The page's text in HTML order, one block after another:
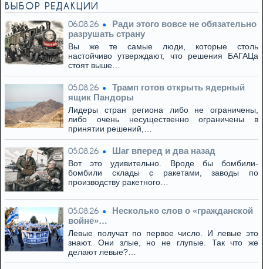
ВЫБОР РЕДАКЦИИ
06.08.26
Ради этого вовсе не обязательно
разрушать страну
Вы же те самые люди, которые столь
настойчиво утверждают, что решения БАГАЦа
стоят выше…
05.08.26
Трамп готов открыть ядерный
ящик Пандоры
Лидеры стран региона либо не ограничены,
либо очень несущественно ограничены в
принятии решений,…
05.08.26 Шаг вперед и два назад
Вот это удивительно. Вроде бы бомбили-
бомбили склады с ракетами, заводы по
производству ракетного…
05.08.26
Несколько слов о «гражданской
войне»…
Левые получат по первое число. И левые это
знают. Они злые, но не глупые. Так что же
делают левые?…